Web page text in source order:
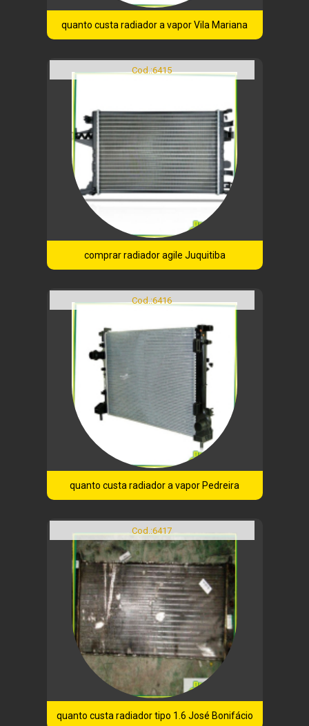
quanto custa radiador a vapor Vila Mariana
Cod.:6415
comprar radiador agile Juquitiba
Cod.:6416
quanto custa radiador a vapor Pedreira
Cod.:6417
quanto custa radiador tipo 1.6 José Bonifácio